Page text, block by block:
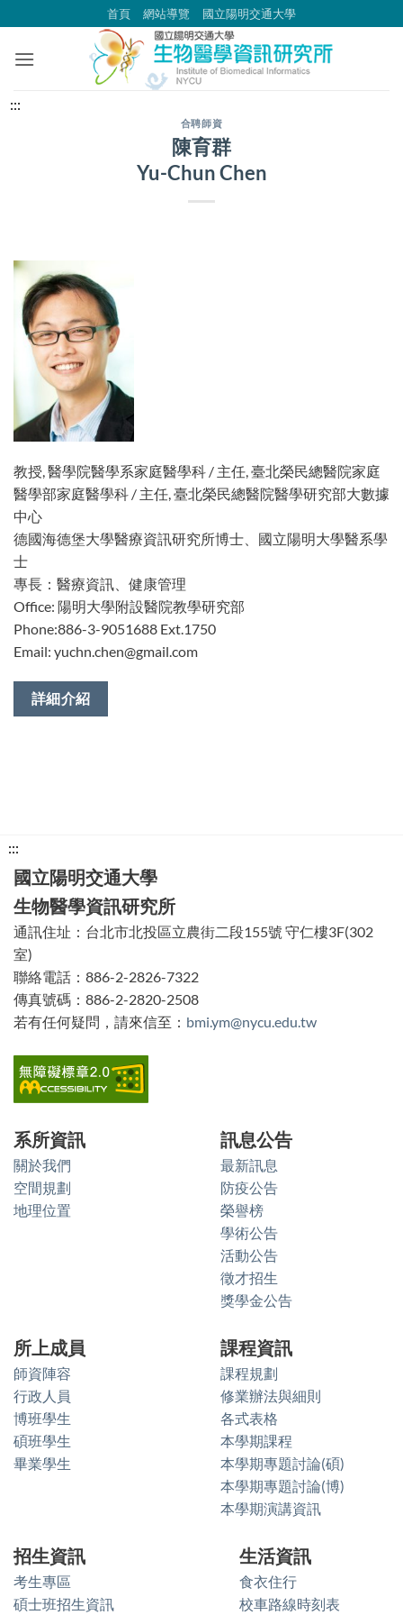
到
內
首頁 網站導覽 國立陽明交通大學
:::
合聘師資
陳育群
Yu-Chun Chen
教授, 醫學院醫學系家庭醫學科 / 主任, 臺北榮民總醫院家庭
醫學部家庭醫學科 / 主任, 臺北榮民總醫院醫學研究部大數據
中心
德國海德堡大學醫療資訊研究所博士、國立陽明大學醫系學
士
專長：醫療資訊、健康管理
Office: 陽明大學附設醫院教學研究部
Phone:886-3-9051688 Ext.1750
Email: yuchn.chen@gmail.com
詳細介紹
:::
方
功
能
區
塊
國立陽明交通大學
生物醫學資訊研究所
通訊住址：台北市北投區立農街二段155號 守仁樓3F(302
室)
聯絡電話：886-2-2826-7322
傳真號碼：886-2-2820-2508
若有任何疑問，請來信至： bmi.ym@nycu.edu.tw
系所資訊
關於我們
空間規劃
地理位置
訊息公告
最新訊息
防疫公告
榮譽榜
學術公告
活動公告
徵才招生
獎學金公告
所上成員
師資陣容
行政人員
博班學生
碩班學生
畢業學生
課程資訊
課程規劃
修業辦法與細則
各式表格
本學期課程
本學期專題討論(碩)
本學期專題討論(博)
本學期演講資訊
招生資訊
考生專區
碩士班招生資訊
生活資訊
食衣住行
校車路線時刻表